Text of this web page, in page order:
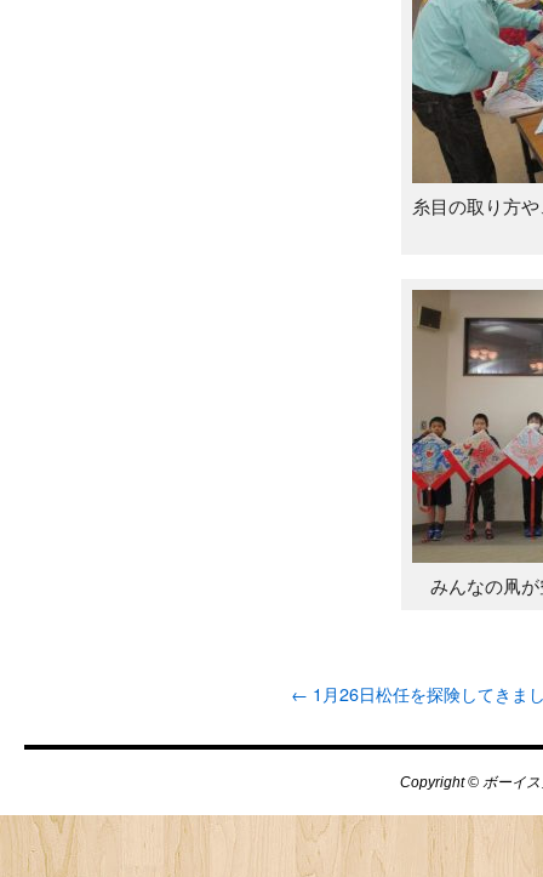
糸目の取り方
みんなの凧
← 1月26日松任を探険してきま
Copyright © ボーイ